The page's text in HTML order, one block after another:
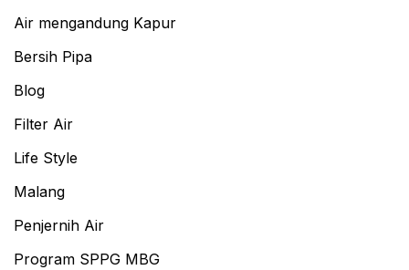
Air mengandung Kapur
Bersih Pipa
Blog
Filter Air
Life Style
Malang
Penjernih Air
Program SPPG MBG